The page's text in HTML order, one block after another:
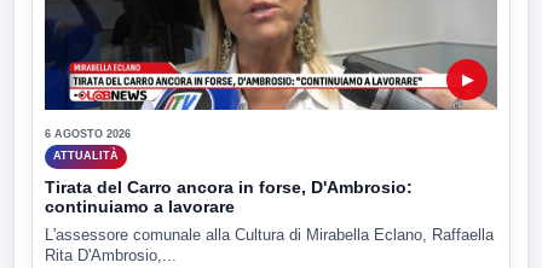
▶
6 AGOSTO 2026
ATTUALITÀ
Tirata del Carro ancora in forse, D'Ambrosio:
continuiamo a lavorare
L'assessore comunale alla Cultura di Mirabella Eclano, Raffaella
Rita D'Ambrosio,...